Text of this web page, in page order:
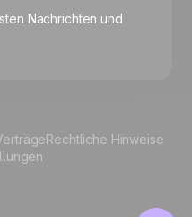
verwalten
Nachrichten und
Rechtliche Hinweise